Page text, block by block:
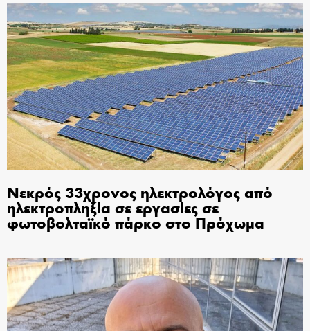
Νεκρός 33χρονος ηλεκτρολόγος από
ηλεκτροπληξία σε εργασίες σε
φωτοβολταϊκό πάρκο στο Πρόχωμα